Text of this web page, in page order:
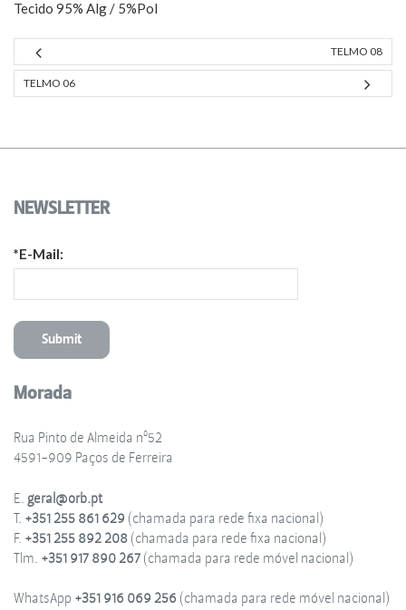
Tecido 95% Alg / 5%Pol
TELMO 08
TELMO 06
NEWSLETTER
*E-Mail:
Morada
Rua Pinto de Almeida nº52
4591-909 Paços de Ferreira
E. geral@orb.pt
T. +351 255 861 629 (chamada para rede fixa nacional)
F. +351 255 892 208(chamada para rede fixa nacional)
Tlm. +351 917 890 267(chamada para rede móvel nacional)
WhatsApp +351 916 069 256 (chamada para rede móvel nacional)